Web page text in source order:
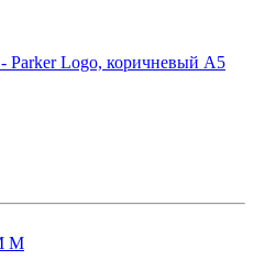
Parker Logo, коричневый А5